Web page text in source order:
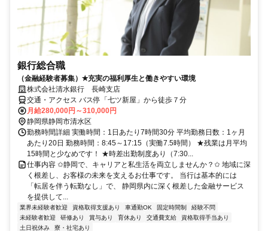
銀行総合職
（金融経験者募集）✭充実の福利厚生と働きやすい環境
株式会社清水銀行 長崎支店
交通・アクセス バス停「七ツ新屋」から徒歩７分
月給280,000円～310,000円
静岡県静岡市清水区
勤務時間詳細 実働時間：1日あたり7時間30分 平均勤務日数：1ヶ月
あたり20日 勤務時間：8:45～17:15（実働7.5時間） ★残業は月平均
15時間と少なめです！ ★時差出勤制度あり（7:30...
仕事内容 ✩静岡で、キャリアと私生活を両立しませんか？✩ 地域に深
く根差し、お客様の未来を支えるお仕事です。 当行は基本的には
「転居を伴う転勤なし」で、 静岡県内に深く根差した金融サービス
を提供して...
業界未経験者歓迎 資格取得支援あり 車通勤OK 固定時間制
経験不問
未経験者歓迎
研修あり 賞与あり 育休あり 交通費支給
資格取得手当あり
土日祝休み
寮・社宅あり